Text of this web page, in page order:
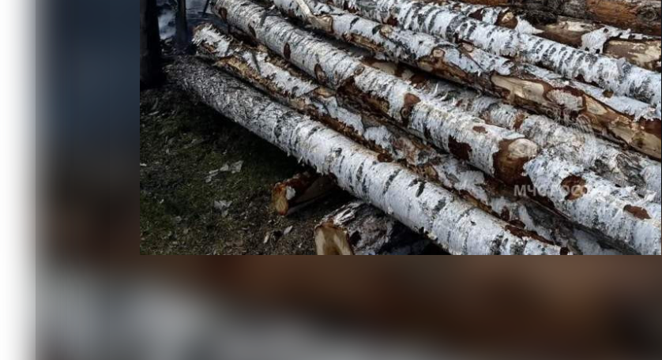
В четырёх километрах от Ужура сгорел трактор, площадь возгорания составила 10
На ликвидацию последствий ДТП пожарно-спасательные подразделения выезжали вчера 3